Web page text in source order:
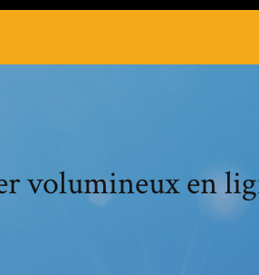
volumineux en